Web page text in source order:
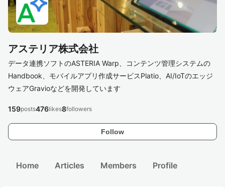
アステリア株式会社
データ連携ソフトのASTERIA Warp、コンテンツ管理システムの
Handbook、モバイルアプリ作成サービスPlatio、AI/IoTのエッジ
ウェアGravioなどを開発しています
Follow
159posts476likes8followers
Home Articles Members Profile